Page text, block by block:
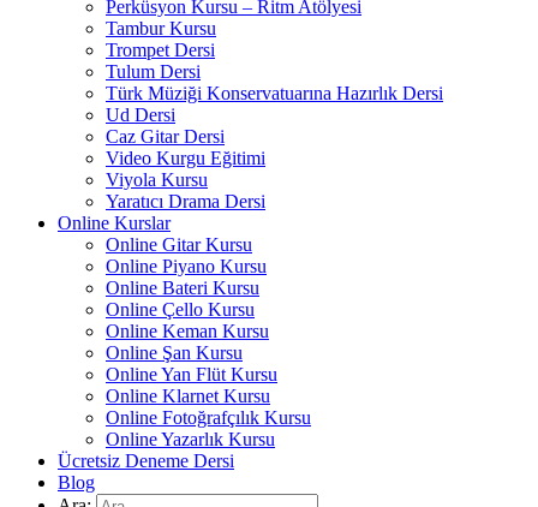
Perküsyon Kursu – Ritm Atölyesi
Tambur Kursu
Trompet Dersi
Tulum Dersi
Türk Müziği Konservatuarına Hazırlık Dersi
Ud Dersi
Caz Gitar Dersi
Video Kurgu Eğitimi
Viyola Kursu
Yaratıcı Drama Dersi
Online Kurslar
Online Gitar Kursu
Online Piyano Kursu
Online Bateri Kursu
Online Çello Kursu
Online Keman Kursu
Online Şan Kursu
Online Yan Flüt Kursu
Online Klarnet Kursu
Online Fotoğrafçılık Kursu
Online Yazarlık Kursu
Ücretsiz Deneme Dersi
Blog